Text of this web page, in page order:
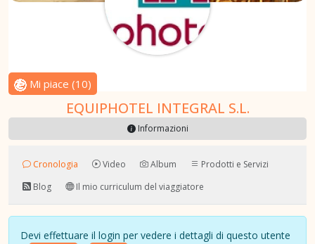
Mi piace (10)
EQUIPHOTEL INTEGRAL S.L.
Informazioni
Cronologia Video Album
Prodotti e Servizi
Blog
Il mio curriculum del viaggiatore
Devi effettuare il login per vedere i dettagli di questo utente